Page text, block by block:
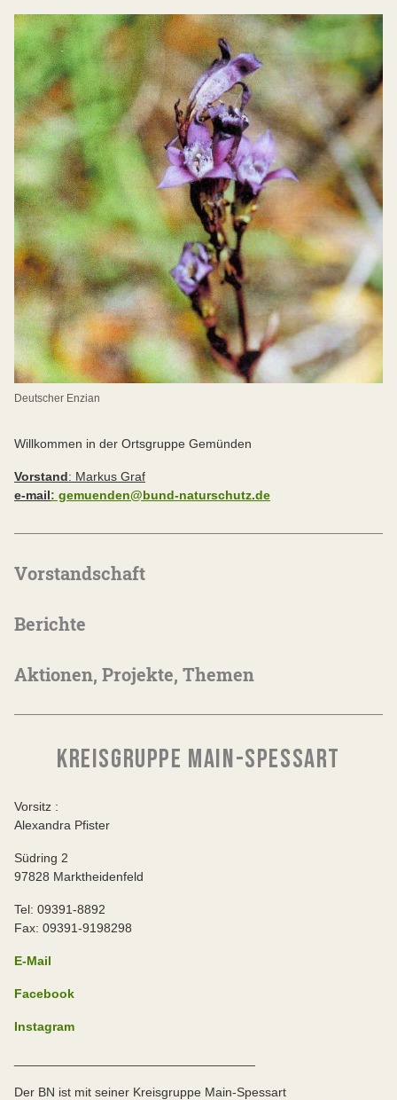
Deutscher Enzian
Willkommen in der Ortsgruppe Gemünden
Vorstand: Markus Graf
e-mail: gemuenden@bund-naturschutz.de
Vorstandschaft
Berichte
Aktionen, Projekte, Themen
KREISGRUPPE MAIN-SPESSART
Vorsitz :
Alexandra Pfister
Südring 2
97828 Marktheidenfeld
Tel: 09391-8892
Fax: 09391-9198298
E-Mail
Facebook
Instagram
Der BN ist mit seiner Kreisgruppe Main-Spessart